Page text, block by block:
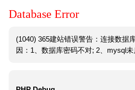
Database Error
(1040) 365建站错误警告：连接数据
因：1、数据库密码不对; 2、mysql未